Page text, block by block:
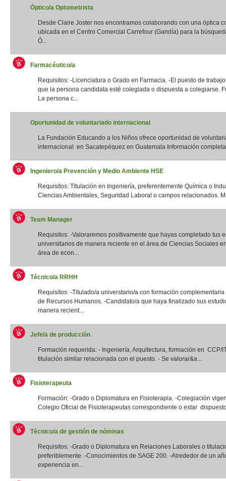
Óptico/a Optometrista
Desde Claire Joster nos encontramos colaborando con una óptica
ubicada en el Centro Comercial Carrefour (Gandía) para la
Ó...
Farmacéutico/a
Requisitos: -Licenciatura o Grado en Farmacia. -El puesto de
que la persona candidata esté colegiada o dispuesta a colegiarse.
La persona c...
Oportunidad de voluntariado internacional
La Fundación Educando a los Niños ofrece oportunidad de
internacional en Sacatepéquez en Guatemala Información
Ingeniero/a Prevención y Medio Ambiente HSE
Requisitos: Titulación en Ingeniería, preferentemente Química o
Ciencias Ambientales, Seguridad Laboral o campos relacionados.
Team Manager
Requisitos: -Valoraremos positivamente que hayas completado tus
universitarios de manera reciente en el área de Ciencias Sociales
área de econ...
Técnico/a RRHH
Requisitos: -Titulado/a universtario/a con formación
de Recursos Humanos. -Candidato/a que haya finalizado sus
manera recient...
Jefe/a de producción
Formación requerida: - Ingeniería, Arquitectura, formación en CCP/
titulación similar relacionada con el puesto. - Se valorar&a...
Fisioterapeuta
Formación: -Grado o Diplomatura en Fisioterapia. -Colegiación
Colegio Oficial de Fisioterapeutas correspondiente o estar
Técnico/a de gestión de nóminas
Requisitos: -Grado o Diplomatura en Relaciones Laborales o
preferiblemente. -Conocimientos de SAGE 200. -Alrededor de un
experiencia en...